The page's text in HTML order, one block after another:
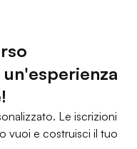
Le iscrizioni
vuoi e costruisci il tuo